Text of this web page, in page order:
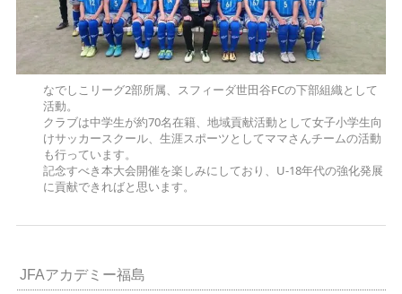
なでしこリーグ2部所属、スフィーダ世田谷FCの下部組織として
活動。
クラブは中学生が約70名在籍、地域貢献活動として女子小学生向
けサッカースクール、生涯スポーツとしてママさんチームの活動
も行っています。
記念すべき本大会開催を楽しみにしており、U-18年代の強化発展
に貢献できればと思います。
JFAアカデミー福島